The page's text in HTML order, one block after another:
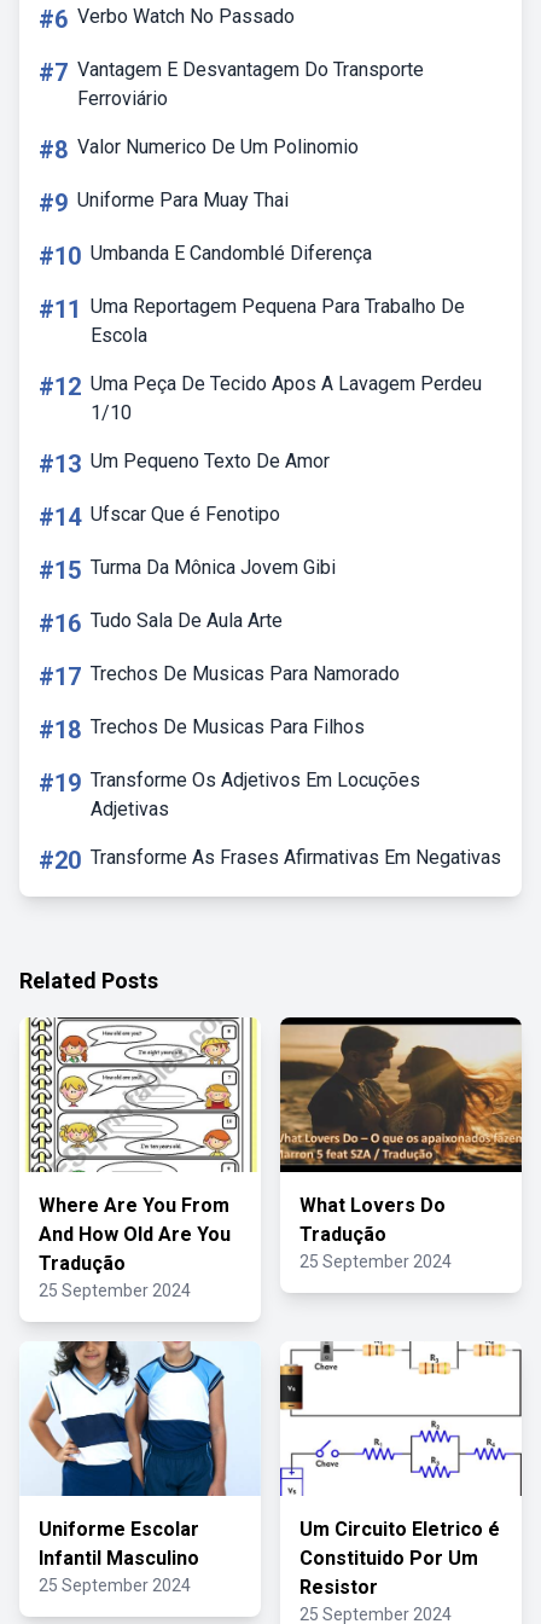
#6 Verbo Watch No Passado
#7 Vantagem E Desvantagem Do Transporte
Ferroviário
#8 Valor Numerico De Um Polinomio
#9 Uniforme Para Muay Thai
#10 Umbanda E Candomblé Diferença
#11 Uma Reportagem Pequena Para Trabalho De
Escola
#12 Uma Peça De Tecido Apos A Lavagem Perdeu
1/10
#13 Um Pequeno Texto De Amor
#14 Ufscar Que é Fenotipo
#15 Turma Da Mônica Jovem Gibi
#16 Tudo Sala De Aula Arte
#17 Trechos De Musicas Para Namorado
#18 Trechos De Musicas Para Filhos
#19 Transforme Os Adjetivos Em Locuções
Adjetivas
#20 Transforme As Frases Afirmativas Em Negativas
Related Posts
Where Are You From
And How Old Are You
Tradução
25 September 2024
What Lovers Do
Tradução
25 September 2024
Uniforme Escolar
Infantil Masculino
25 September 2024
Um Circuito Eletrico é
Constituido Por Um
Resistor
25 September 2024